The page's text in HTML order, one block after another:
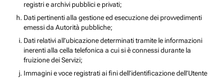
registri e archivi pubblici e privati;
Dati pertinenti alla gestione ed esecuzione dei provvedimenti
emessi da Autorità pubbliche;
Dati relativi all’ubicazione determinati tramite le informazioni
inerenti alla cella telefonica a cui si è connessi durante la
fruizione dei Servizi;
Immagini e voce registrati ai fini dell’identificazione dell’Utente